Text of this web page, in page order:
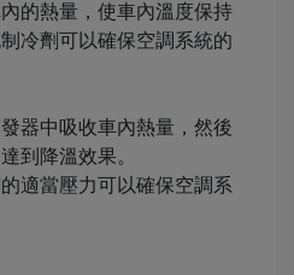
的熱量，使車內溫度保持
冷劑可以確保空調系統的
器中吸收車內熱量，然後
到降溫效果。
適當壓力可以確保空調系